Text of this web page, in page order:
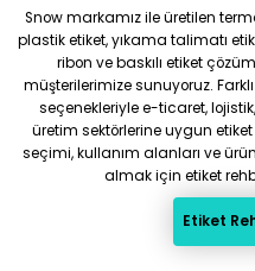
Snow markamız ile üretilen
plastik etiket, yıkama talimatı
ribon ve baskılı etiket
müşterilerimize sunuyoruz.
seçenekleriyle e-ticaret,
üretim sektörlerine uygun etiket
seçimi, kullanım alanları ve
almak için etiket
Etiket